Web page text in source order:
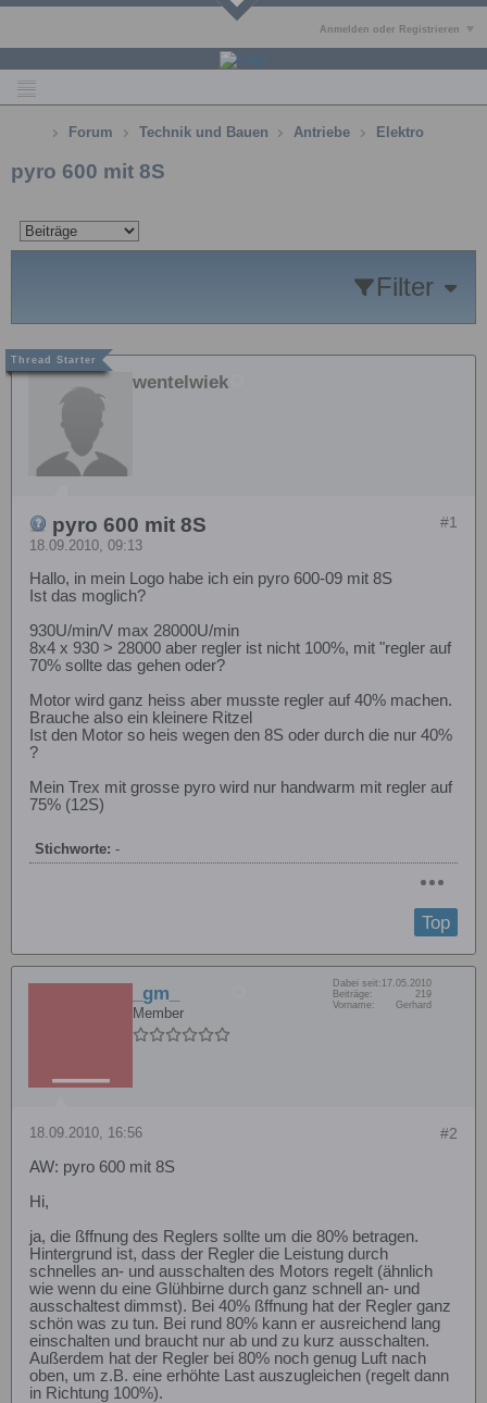
Anmelden oder Registrieren
Forum Technik und Bauen Antriebe Elektro
pyro 600 mit 8S
Filter
wentelwiek
#1
pyro 600 mit 8S
18.09.2010, 09:13
Hallo, in mein Logo habe ich ein pyro 600-09 mit 8S
Ist das moglich?
930U/min/V max 28000U/min
8x4 x 930 > 28000 aber regler ist nicht 100%, mit "regler auf
70% sollte das gehen oder?
Motor wird ganz heiss aber musste regler auf 40% machen.
Brauche also ein kleinere Ritzel
Ist den Motor so heis wegen den 8S oder durch die nur 40%
?
Mein Trex mit grosse pyro wird nur handwarm mit regler auf
75% (12S)
Stichworte: -
Top
_gm_
Member
Dabei seit: 17.05.2010
Beiträge:
219
Vorname:
Gerhard
#2
18.09.2010, 16:56
AW: pyro 600 mit 8S
Hi,
ja, die ßffnung des Reglers sollte um die 80% betragen.
Hintergrund ist, dass der Regler die Leistung durch
schnelles an- und ausschalten des Motors regelt (ähnlich
wie wenn du eine Glühbirne durch ganz schnell an- und
ausschaltest dimmst). Bei 40% ßffnung hat der Regler ganz
schön was zu tun. Bei rund 80% kann er ausreichend lang
einschalten und braucht nur ab und zu kurz ausschalten.
Außerdem hat der Regler bei 80% noch genug Luft nach
oben, um z.B. eine erhöhte Last auszugleichen (regelt dann
in Richtung 100%).